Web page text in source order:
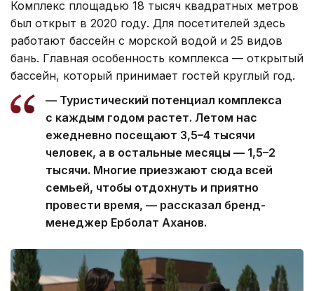
Комплекс площадью 18 тысяч квадратных метров
был открыт в 2020 году. Для посетителей здесь
работают бассейн с морской водой и 25 видов
бань. Главная особенность комплекса — открытый
бассейн, который принимает гостей круглый год.
— Туристический потенциал комплекса
с каждым годом растет. Летом нас
ежедневно посещают 3,5–4 тысячи
человек, а в остальные месяцы — 1,5–2
тысячи. Многие приезжают сюда всей
семьей, чтобы отдохнуть и приятно
провести время, — рассказал бренд-
менеджер Ерболат Аханов.